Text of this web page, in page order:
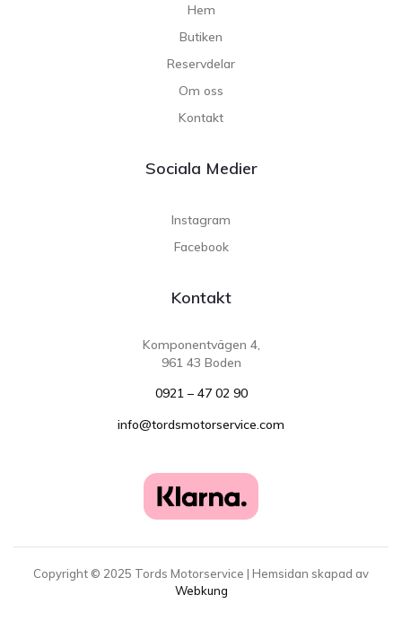
Hem
Butiken
Reservdelar
Om oss
Kontakt
Sociala Medier
Instagram
Facebook
Kontakt
Komponentvägen 4,
961 43 Boden
0921 – 47 02 90
info@tordsmotorservice.com
Copyright © 2025 Tords Motorservice | Hemsidan skapad av
Webkung